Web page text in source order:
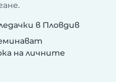
в Пловдив
на личните